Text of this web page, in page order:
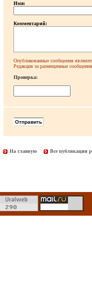
Имя:
Комментарий:
Опубликованные сообщения
Редакция за размещенные сообщения
Проверка:
На главную Все публикации